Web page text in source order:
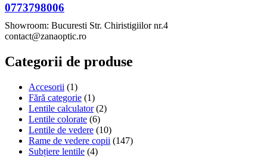
0773798006
Showroom: Bucuresti Str. Chiristigiilor nr.4
contact@zanaoptic.ro
Categorii de produse
Accesorii (1)
Fără categorie (1)
Lentile calculator (2)
Lentile colorate (6)
Lentile de vedere (10)
Rame de vedere copii (147)
Subțiere lentile (4)